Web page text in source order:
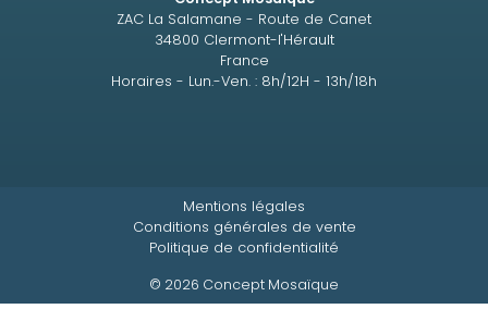
ZAC La Salamane - Route de Canet
34800 Clermont-l'Hérault
France
Horaires - Lun.-Ven. : 8h/12H - 13h/18h
© 2026 Concept Mosaïque
Mentions légales
Conditions générales de vente
Politique de confidentialité